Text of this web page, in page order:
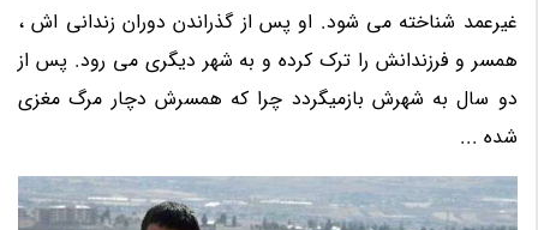
غیرعمد شناخته می شود. او پس از گذراندن دوران زندانی اش ،
همسر و فرزندانش را ترک کرده و به شهر دیگری می رود. پس از
دو سال به شهرش بازمیگردد چرا که همسرش دچار مرگ مغزی
شده ...